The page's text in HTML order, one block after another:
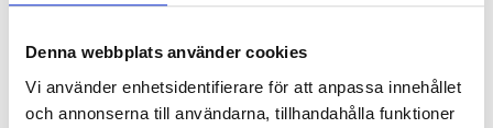
Denna webbplats använder cookies
Vi använder enhetsidentifierare för att anpassa innehållet
och annonserna till användarna, tillhandahålla funktioner